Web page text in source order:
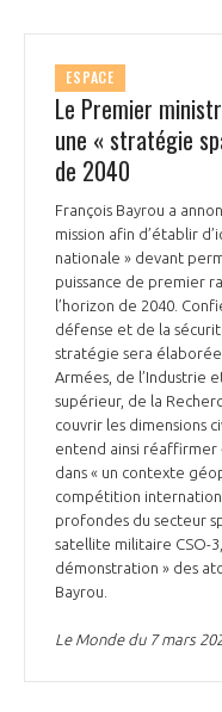
LA MÉDIATION AU-DELÀ
PRENDRE CONTACT AVEC
LES ENJEUX
COMPÉTITIVITÉ
EMPLOI & FORMATION
ENVIRONNEMENT
INNOVATION
INTERNATIONALISATION
LES PUBLICATIONS
DOCUMENTS &
RAPPORTS D'ACTIVITÉS
ESPACE
Le Premier
une « stratégie
de 2040
François Bayrou a
mission afin d’établir
nationale » devant
puissance de premier
l’horizon de 2040.
défense et de la
stratégie sera élaborée
Armées, de l’Industrie
supérieur, de la
couvrir les dimensions
entend ainsi réaffirmer
dans « un contexte
compétition
profondes du secteur
satellite militaire CSO-
démonstration » des
Bayrou.
Le Monde du 7 mars